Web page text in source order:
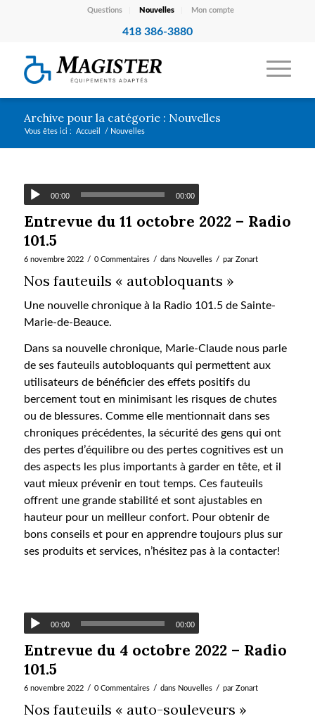
Questions Nouvelles Mon compte
418 386-3880
Archive pour la catégorie : Nouvelles
Vous êtes ici : Accueil / Nouvelles
00:00 00:00
Entrevue du 11 octobre 2022 – Radio
101.5
6 novembre 2022 / 0 Commentaires / dans Nouvelles / par Zonart
Nos fauteuils « autobloquants »
Une nouvelle chronique à la Radio 101.5 de Sainte-
Marie-de-Beauce.
Dans sa nouvelle chronique, Marie-Claude nous parle
de ses fauteuils autobloquants qui permettent aux
utilisateurs de bénéficier des effets positifs du
bercement tout en minimisant les risques de chutes
ou de blessures. Comme elle mentionnait dans ses
chroniques précédentes, la sécurité des gens qui ont
des pertes d’équilibre ou des pertes cognitives est un
des aspects les plus importants à garder en tête, et il
vaut mieux prévenir en tout temps. Ces fauteuils
offrent une grande stabilité et sont ajustables en
hauteur pour un meilleur confort. Pour obtenir de
bons conseils et pour en apprendre toujours plus sur
ses produits et services, n’hésitez pas à la contacter!
00:00 00:00
Entrevue du 4 octobre 2022 – Radio
101.5
6 novembre 2022 / 0 Commentaires / dans Nouvelles / par Zonart
Nos fauteuils « auto-souleveurs »